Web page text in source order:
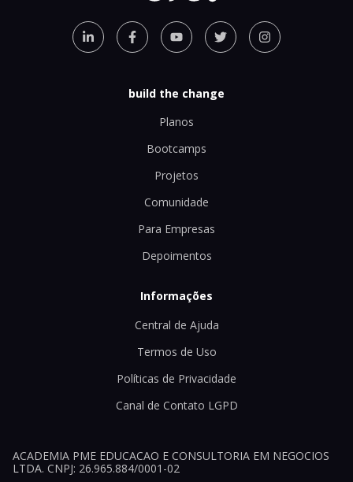
build the change
Planos
Bootcamps
Projetos
Comunidade
Para Empresas
Depoimentos
Informações
Central de Ajuda
Termos de Uso
Políticas de Privacidade
Canal de Contato LGPD
ACADEMIA PME EDUCACAO E CONSULTORIA EM NEGOCIOS
LTDA. CNPJ: 26.965.884/0001-02